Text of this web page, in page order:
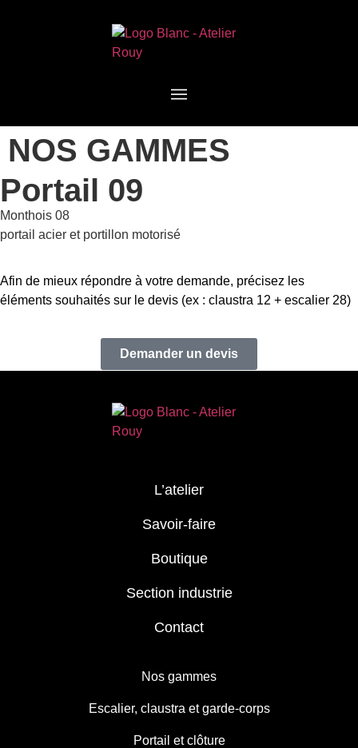
NOS GAMMES
Portail 09
Monthois 08
portail acier et portillon motorisé
Afin de mieux répondre à votre demande, précisez les
éléments souhaités sur le devis (ex : claustra 12 + escalier 28)
Demander un devis
L’atelier
Savoir-faire
Boutique
Section industrie
Contact
Nos gammes
Escalier, claustra et garde-corps
Portail et clôture